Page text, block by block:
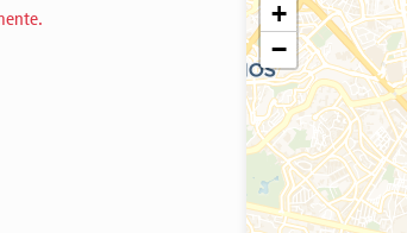
+
−